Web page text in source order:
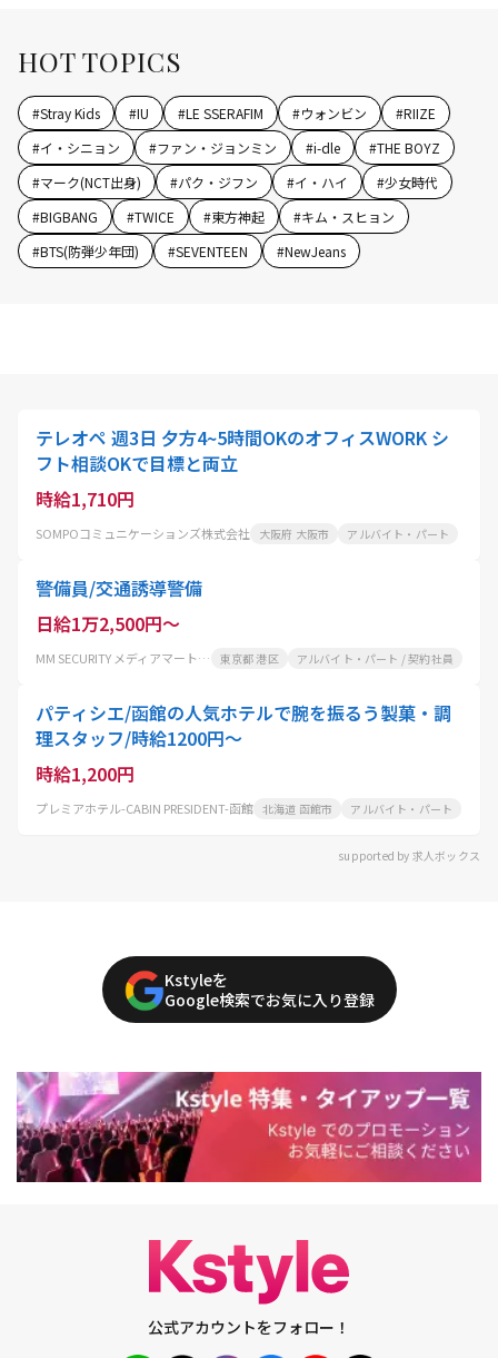
HOT TOPICS
#Stray Kids #IU #LE SSERAFIM #ウォンビン #RIIZE
#イ・シニョン #ファン・ジョンミン #i-dle #THE BOYZ
#マーク(NCT出身) #パク・ジフン #イ・ハイ #少女時代
#BIGBANG #TWICE #東方神起 #キム・スヒョン
#BTS(防弾少年団) #SEVENTEEN #NewJeans
テレオペ 週3日 夕方4~5時間OKのオフィスWORK シ
フト相談OKで目標と両立
時給1,710円
SOMPOコミュニケーションズ株式会社 大阪府 大阪市 アルバイト・パート
警備員/交通誘導警備
日給1万2,500円～
MM SECURITY メディアマート株式会社 東京都 港区 アルバイト・パート / 契約社員
パティシエ/函館の人気ホテルで腕を振るう製菓・調
理スタッフ/時給1200円～
時給1,200円
プレミアホテル-CABIN PRESIDENT-函館 北海道 函館市 アルバイト・パート
supported by 求人ボックス
Kstyleを
Google検索でお気に入り登録
公式アカウントをフォロー！